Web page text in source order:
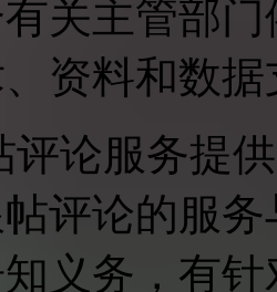
有关主管部
资料和数
评论服务提
评论的服
义务，有